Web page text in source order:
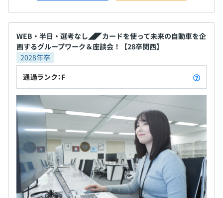
WEB・半日・選考なし◢◤カードを使って未来の自動車を企
画するグループワーク＆座談会！【28卒関西】
2028年卒
通過ランク：F